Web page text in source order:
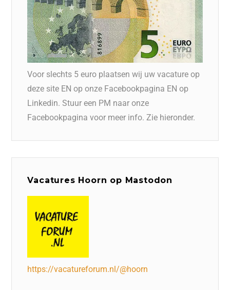
Voor slechts 5 euro plaatsen wij uw vacature op
deze site EN op onze Facebookpagina EN op
Linkedin. Stuur een PM naar onze
Facebookpagina voor meer info. Zie hieronder.
Vacatures Hoorn op Mastodon
https://vacatureforum.nl/@hoorn